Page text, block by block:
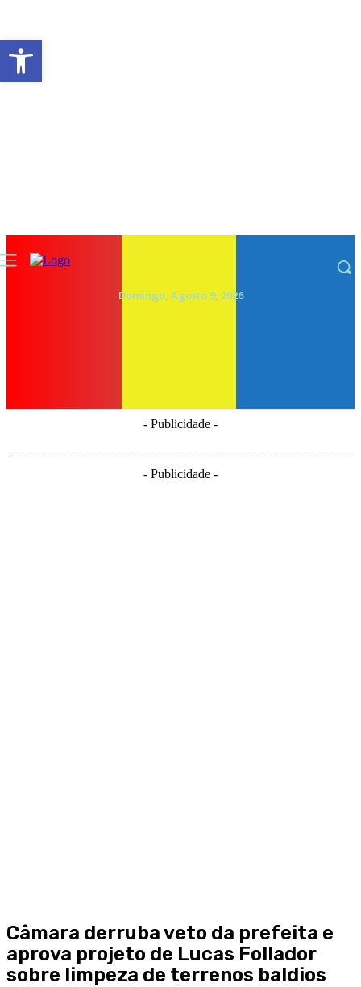
Domingo, Agosto 9, 2026
- Publicidade -
- Publicidade -
Câmara derruba veto da prefeita e
aprova projeto de Lucas Follador
sobre limpeza de terrenos baldios
Abrir a barra de ferramentas